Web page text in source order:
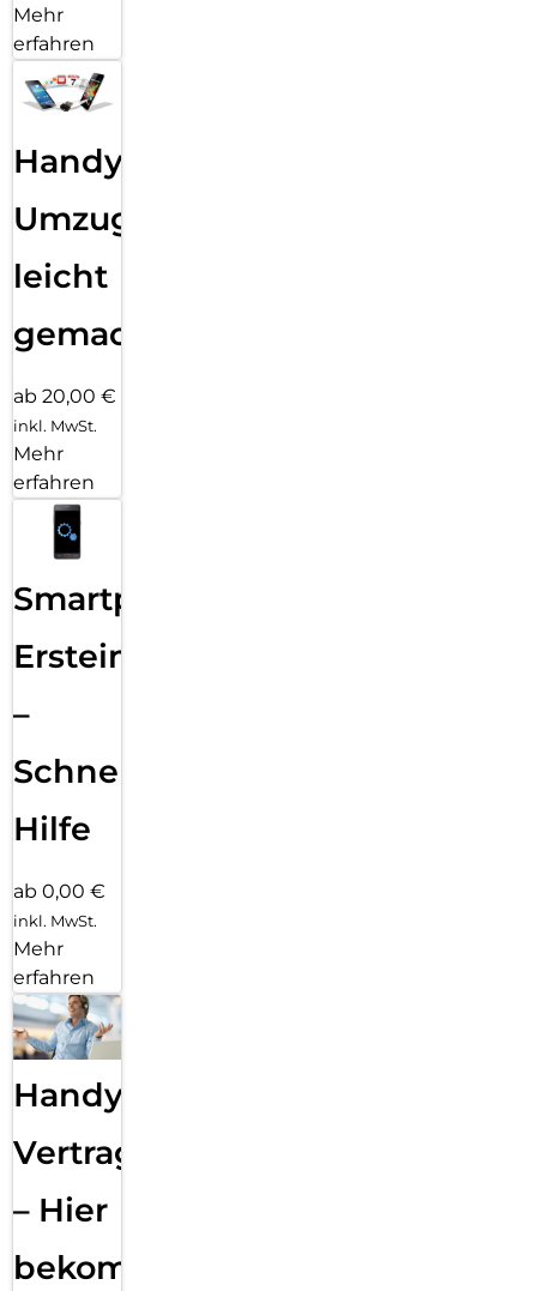
Mehr
erfahren
Handy
Umzug
leicht
gemacht!
ab 20,00 €
inkl. MwSt.
Mehr
erfahren
Smartphone
Ersteinrichtung
–
Schnelle
Hilfe
ab 0,00 €
inkl. MwSt.
Mehr
erfahren
Handy
Vertragsabwicklung
– Hier
bekommst